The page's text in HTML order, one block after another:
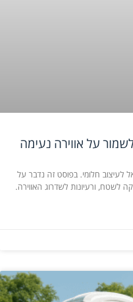
על אווירה נעימה
לעיצוב חלומי. בפוסט זה נדבר על
לשטח, ורעיונות לשדרוג האווירה.